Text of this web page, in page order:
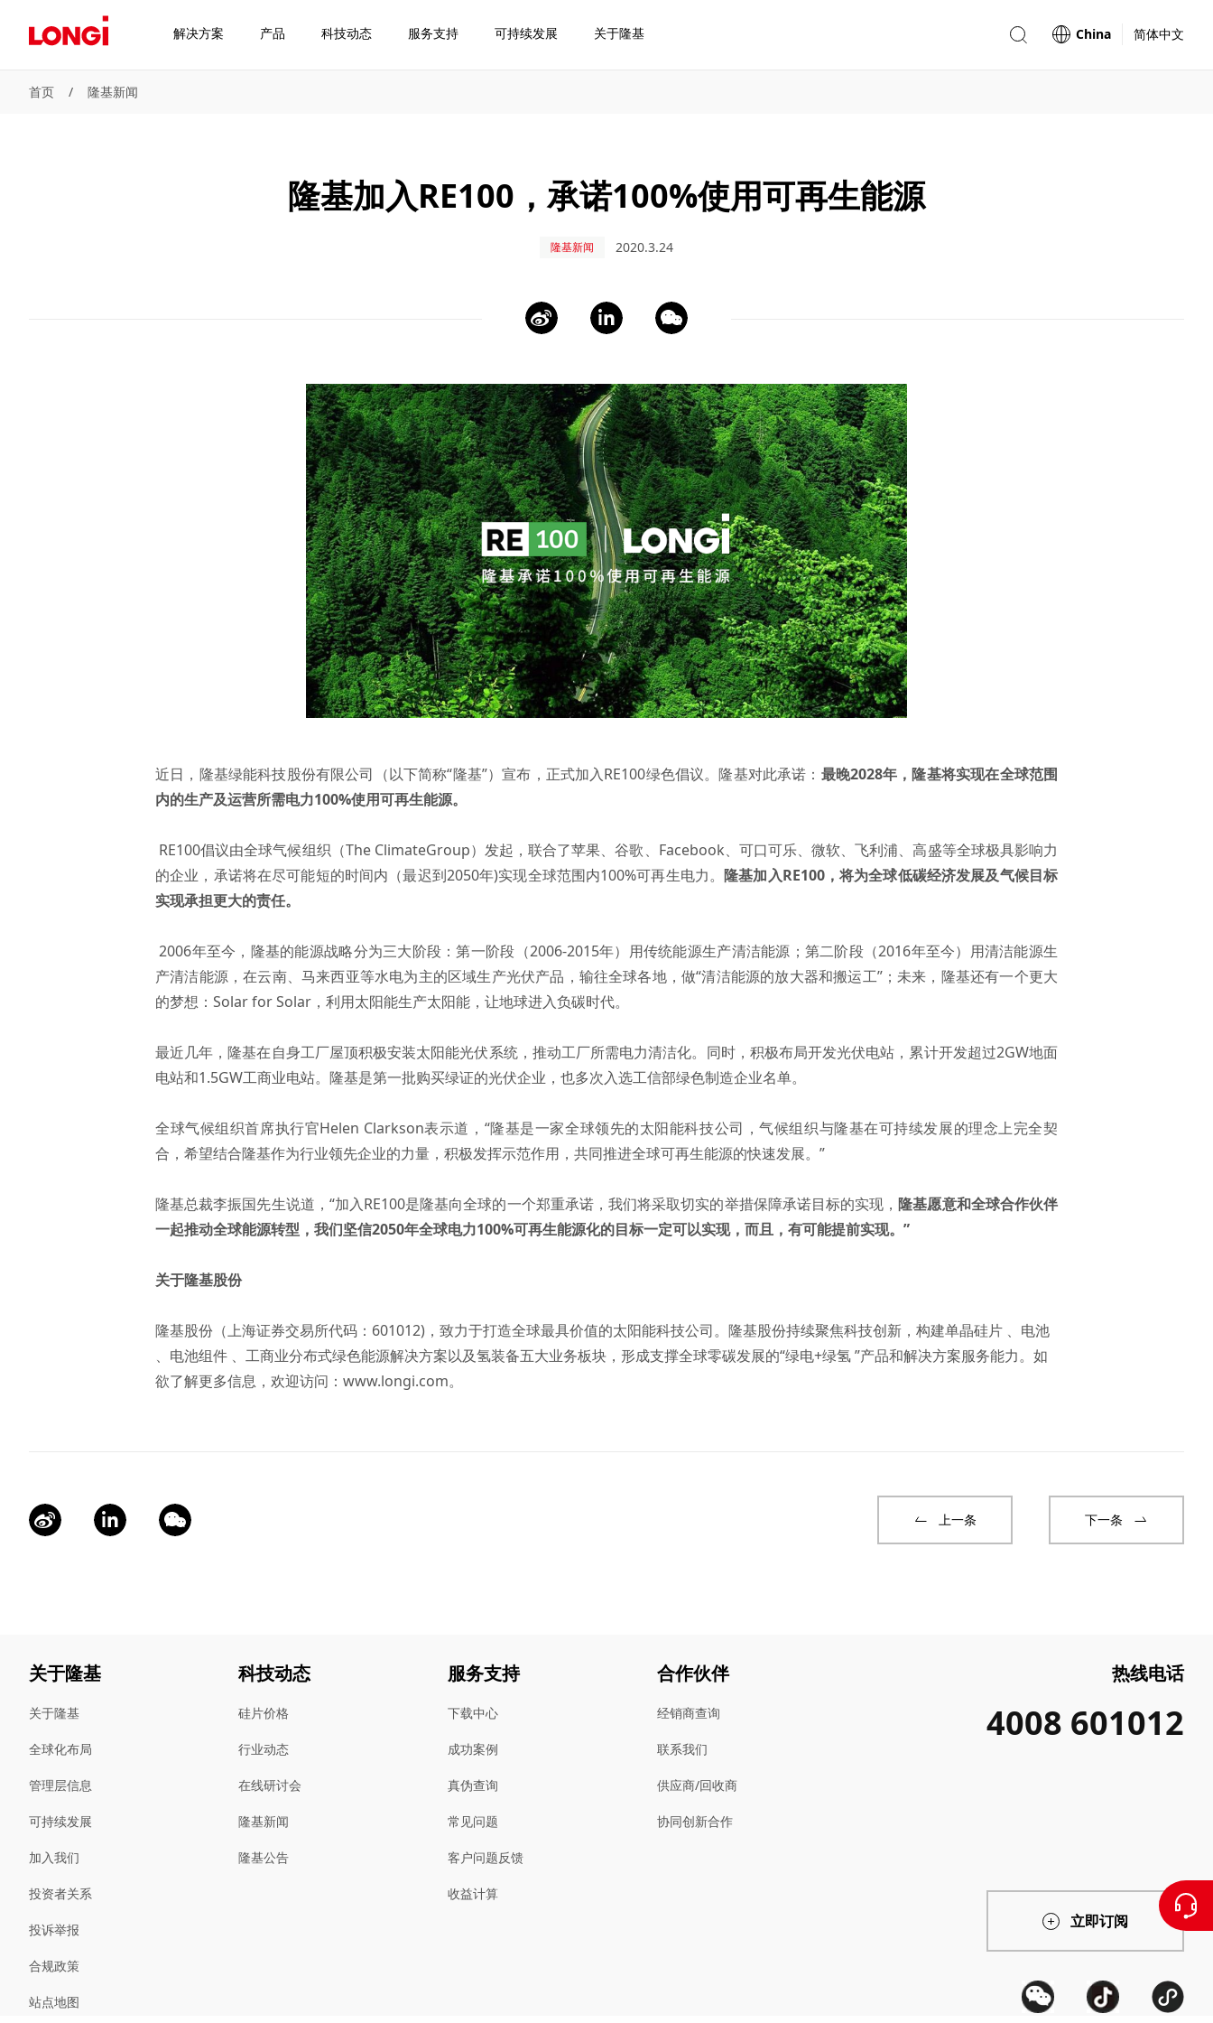
解决方案 产品 科技动态 服务支持 可持续发展 关于隆基 China 简体中文
首页 / 隆基新闻
隆基加入RE100，承诺100%使用可再生能源
隆基新闻 2020.3.24
近日，隆基绿能科技股份有限公司（以下简称“隆基”）宣布，正式加入RE100绿色倡议。隆基对此承诺： 最晚2028年，隆基将实现在全球范围
内的生产及运营所需电力100%使用可再生能源。
RE100倡议由全球气候组织（The ClimateGroup）发起，联合了苹果、谷歌、Facebook、可口可乐、微软、飞利浦、高盛等全球极具影响力
的企业，承诺将在尽可能短的时间内（最迟到2050年)实现全球范围内100%可再生电力。隆基加入RE100，将为全球低碳经济发展及气候目标
实现承担更大的责任。
2006年至今，隆基的能源战略分为三大阶段：第一阶段（2006-2015年）用传统能源生产清洁能源；第二阶段（2016年至今）用清洁能源生
产清洁能源，在云南、马来西亚等水电为主的区域生产光伏产品，输往全球各地，做“清洁能源的放大器和搬运工”；未来，隆基还有一个更大
的梦想：Solar for Solar，利用太阳能生产太阳能，让地球进入负碳时代。
最近几年，隆基在自身工厂屋顶积极安装太阳能光伏系统，推动工厂所需电力清洁化。同时，积极布局开发光伏电站，累计开发超过2GW地面
电站和1.5GW工商业电站。隆基是第一批购买绿证的光伏企业，也多次入选工信部绿色制造企业名单。
全球气候组织首席执行官Helen Clarkson表示道，“隆基是一家全球领先的太阳能科技公司，气候组织与隆基在可持续发展的理念上完全契
合，希望结合隆基作为行业领先企业的力量，积极发挥示范作用，共同推进全球可再生能源的快速发展。”
隆基总裁李振国先生说道，“加入RE100是隆基向全球的一个郑重承诺，我们将采取切实的举措保障承诺目标的实现，隆基愿意和全球合作伙伴
一起推动全球能源转型，我们坚信2050年全球电力100%可再生能源化的目标一定可以实现，而且，有可能提前实现。”
关于隆基股份
隆基股份（上海证券交易所代码：601012)，致力于打造全球最具价值的太阳能科技公司。隆基股份持续聚焦科技创新，构建单晶硅片 、电池
、电池组件 、工商业分布式绿色能源解决方案以及氢装备五大业务板块，形成支撑全球零碳发展的“绿电+绿氢 ”产品和解决方案服务能力。如
欲了解更多信息，欢迎访问： www.longi.com。
上一条 下一条
关于隆基
关于隆基
全球化布局
管理层信息
可持续发展
加入我们
投资者关系
投诉举报
合规政策
站点地图
科技动态
硅片价格
行业动态
在线研讨会
隆基新闻
隆基公告
服务支持
下载中心
成功案例
真伪查询
常见问题
客户问题反馈
收益计算
合作伙伴
经销商查询
联系我们
供应商/回收商
协同创新合作
热线电话
4008 601012
立即订阅